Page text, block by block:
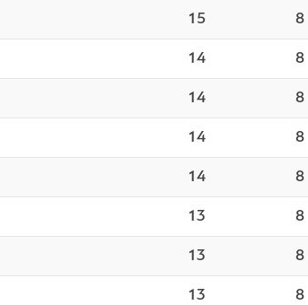
15 8
14 8
14 8
14 8
14 8
13 8
13 8
13 8